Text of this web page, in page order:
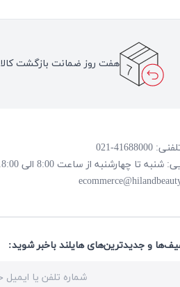
هفت روز ضمانت بازگشت کالا
021
تا چهارشنبه از ساعت 8:00 الی 18:00
و جدیدترین‌های هایلند باخبر شوید: